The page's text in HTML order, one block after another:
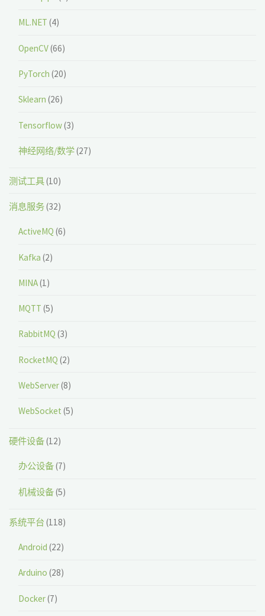
ML.NET (4)
OpenCV(66)
PyTorch (20)
Sklearn (26)
Tensorflow(3)
神经网络/数学(27)
测试工具(10)
消息服务(32)
ActiveMQ (6)
Kafka (2)
MINA(1)
MQTT (5)
RabbitMQ (3)
RocketMQ (2)
WebServer(8)
WebSocket (5)
硬件设备(12)
办公设备(7)
机械设备(5)
系统平台 (118)
Android (22)
Arduino (28)
Docker(7)